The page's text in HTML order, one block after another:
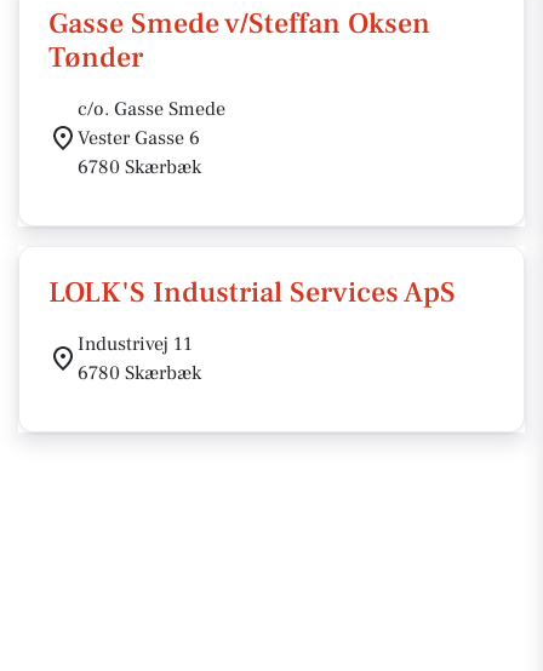
Gasse Smede v/Steffan Oksen
Tønder
c/o. Gasse Smede
Vester Gasse 6
6780 Skærbæk
LOLK'S Industrial Services ApS
Industrivej 11
6780 Skærbæk